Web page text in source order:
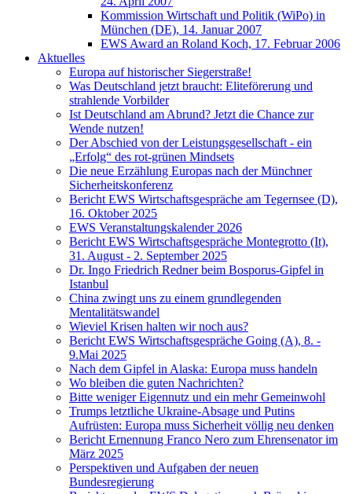
Kommission Wirtschaft und Politik (WiPo) in
München (DE), 14. Januar 2007
EWS Award an Roland Koch, 17. Februar 2006
Aktuelles
Europa auf historischer Siegerstraße!
Was Deutschland jetzt braucht: Eliteförerung und
strahlende Vorbilder
Ist Deutschland am Abrund? Jetzt die Chance zur
Wende nutzen!
Der Abschied von der Leistungsgesellschaft - ein
„Erfolg“ des rot-grünen Mindsets
Die neue Erzählung Europas nach der Münchner
Sicherheitskonferenz
Bericht EWS Wirtschaftsgespräche am Tegernsee (D),
16. Oktober 2025
EWS Veranstaltungskalender 2026
Bericht EWS Wirtschaftsgespräche Montegrotto (It),
31. August - 2. September 2025
Dr. Ingo Friedrich Redner beim Bosporus-Gipfel in
Istanbul
China zwingt uns zu einem grundlegenden
Mentalitätswandel
Wieviel Krisen halten wir noch aus?
Bericht EWS Wirtschaftsgespräche Going (A), 8. -
9.Mai 2025
Nach dem Gipfel in Alaska: Europa muss handeln
Wo bleiben die guten Nachrichten?
Bitte weniger Eigennutz und ein mehr Gemeinwohl
Trumps letztliche Ukraine-Absage und Putins
Aufrüsten: Europa muss Sicherheit völlig neu denken
Bericht Ernennung Franco Nero zum Ehrensenator im
März 2025
Perspektiven und Aufgaben der neuen
Bundesregierung